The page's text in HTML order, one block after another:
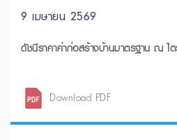
9 เมษายน 2569
ดัชนีราคาค่าก่อสร้างบ้านมาตรฐาน ณ
Download PDF